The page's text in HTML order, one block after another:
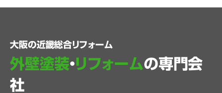
大阪の近畿総合リフォーム
外壁塗装・リフォームの専門会
社